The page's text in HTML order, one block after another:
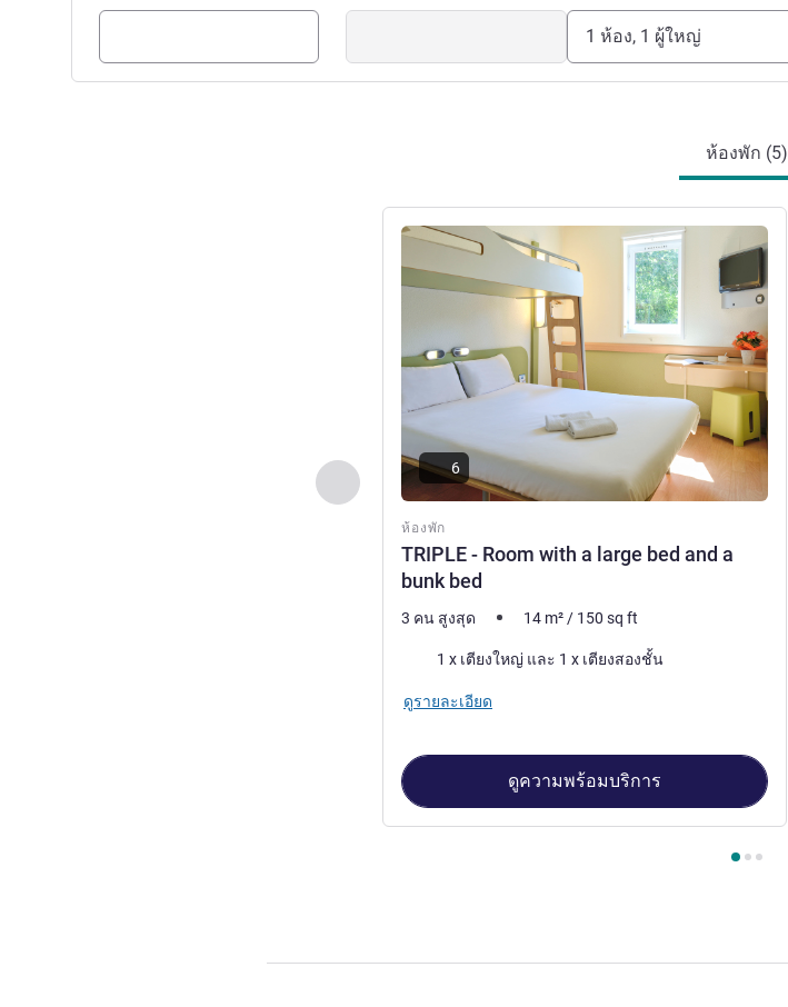
1 ห้อง, 1 ผู้ใหญ่
ห้องพัก (5)
ก่อนหน้า - ห้องพัก
ห้องพัก
TRIPLE - Room with a large bed and a
bunk bed
ดูรายละเอียด
6
3 คน สูงสุด 14 m² / 150 sq ft
เครื่องนอน 1 x เตียงใหญ่ และ 1 x เตียงสองชั้น
ดูรายละเอียด
ดูความพร้อมบริการ